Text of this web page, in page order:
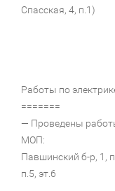
Спасская, 4, п.1)
Работы по
=======
— Проведены
МОП:
Павшинский б-р, 1,
п.5, эт.6